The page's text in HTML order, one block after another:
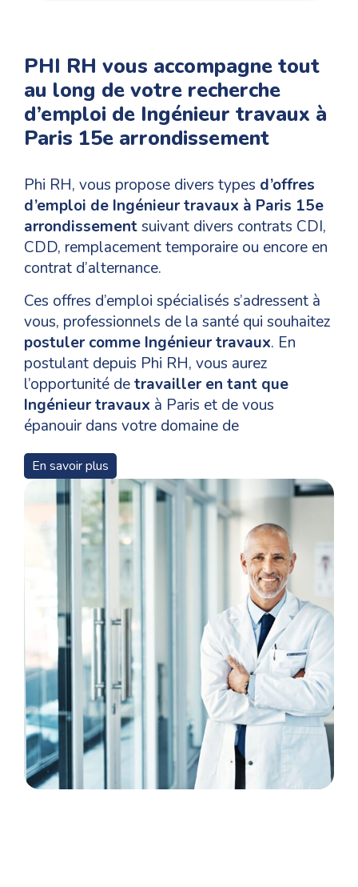
PHI RH vous accompagne tout
au long de votre recherche
d’emploi de Ingénieur travaux à
Paris 15e arrondissement
Phi RH, vous propose divers types d’offres
d’emploi de Ingénieur travaux à Paris 15e
arrondissementsuivant divers contrats CDI,
CDD, remplacement temporaire ou encore en
contrat d’alternance.
Ces offres d’emploi spécialisés s’adressent à
vous, professionnels de la santé qui souhaitez
postuler comme Ingénieur travaux. En
postulant depuis Phi RH, vous aurez
l’opportunité detravailler en tant que
Ingénieur travaux à Paris et de vous
épanouir dans votre domaine de
Pour unrecrutement en tant que Ingénieur
travaux
à Paris 15e arrondissement, les
niveaux de formation, les qualifications et les
compétences nécessaires pour les candidats
varient en fonction des postes et Phi RH vous
accompagne tout au long de votre parcours
de votre candidature à l’annonce jusqu’à votre
prise de poste..
En savoir plus